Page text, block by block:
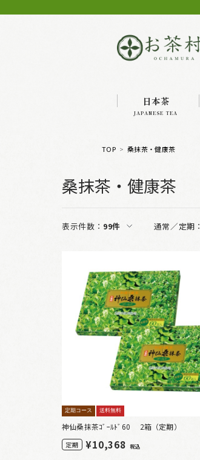
日本茶
JAPANESE TEA
TOP 桑抹茶・健康茶
桑抹茶・健康茶
表示件数： 99件 通常／定期：
定期コース 送料無料
神仙桑抹茶ｺﾞｰﾙﾄﾞ60 2箱（定期）
定期 ¥10,368 税込